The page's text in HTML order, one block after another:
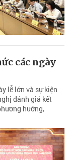
các ngày
lễ lớn và sự kiện
đánh giá kết
hướng,